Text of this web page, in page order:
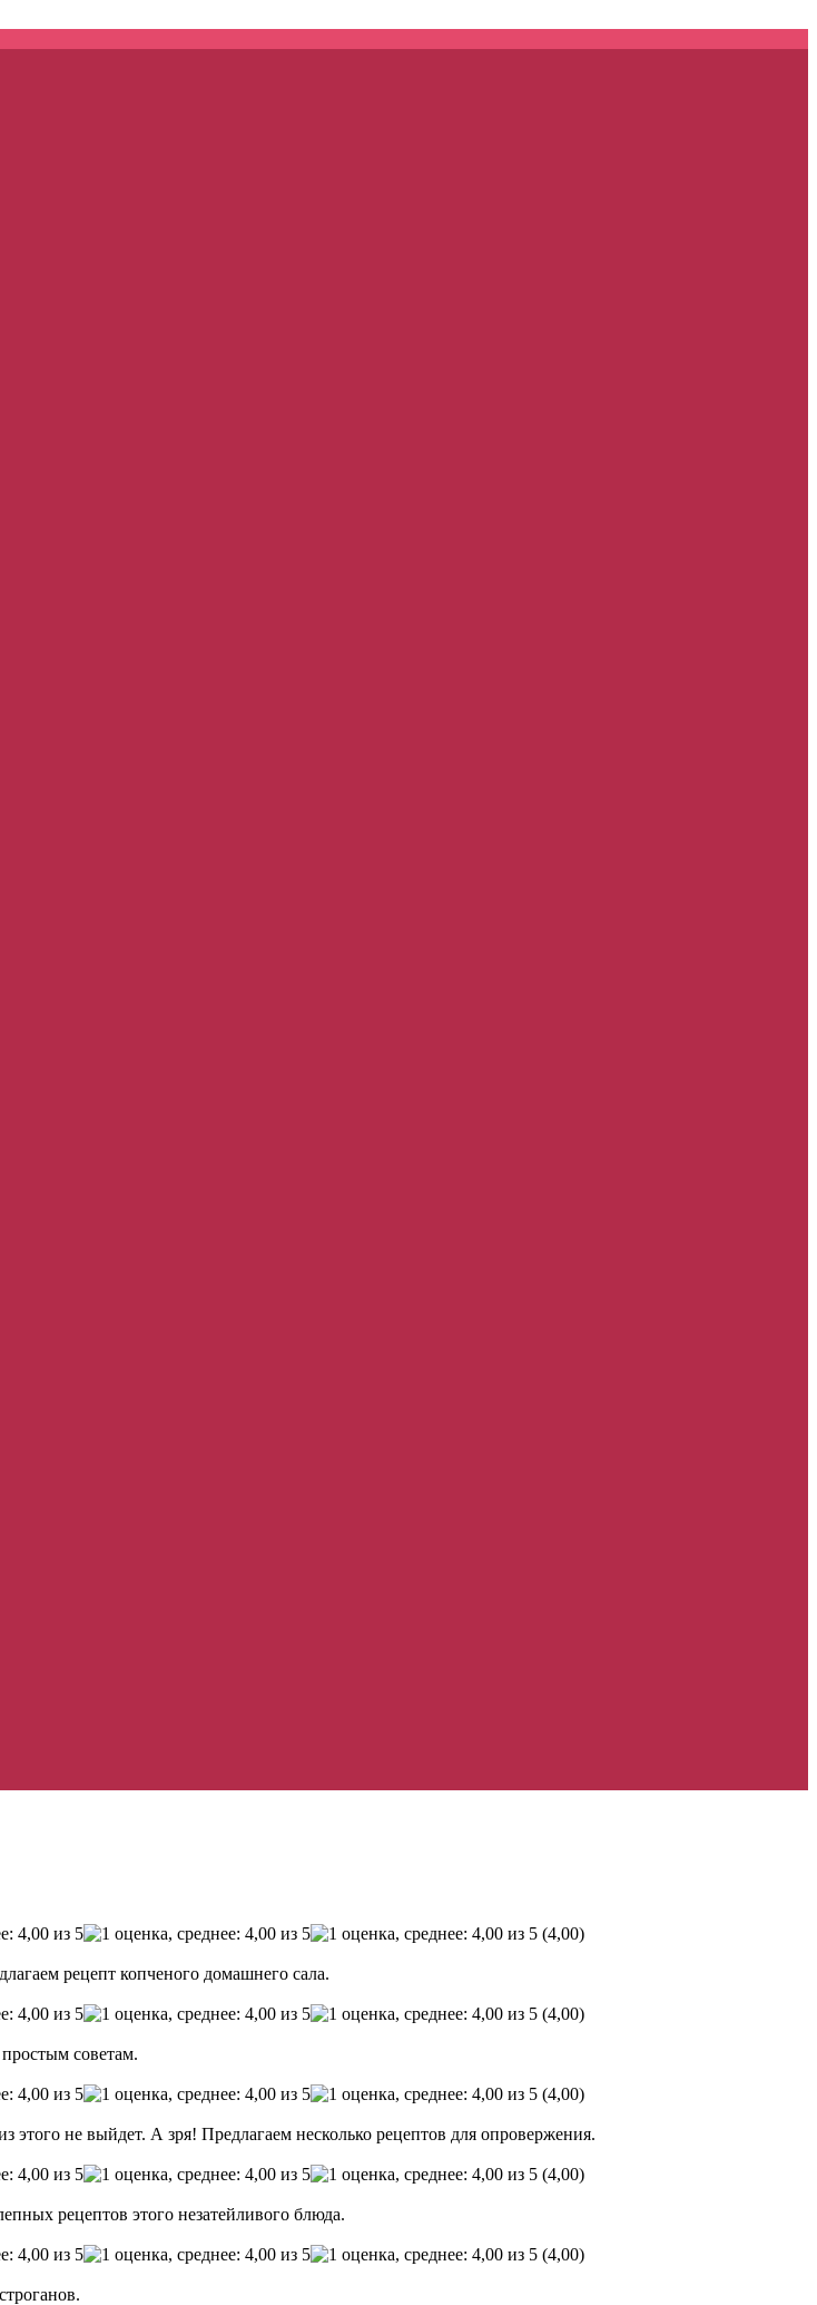
(4,00)
рецепт копченого домашнего сала.
(4,00)
советам.
(4,00)
не выйдет. А зря! Предлагаем несколько рецептов для опровержения.
(4,00)
рецептов этого незатейливого блюда.
(4,00)